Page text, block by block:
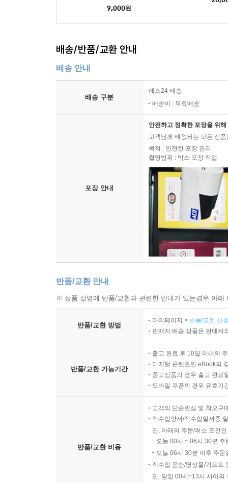
9,000원
배송/반품/교환 안내
배송 안내
배송 구분
예스24 배송
배송비 : 무료배송
포장 안내
안전하고 정확한 포장을 위
고객님께 배송되는 모든 상
목적 : 안전한 포장 관리
촬영범위 : 박스 포장 작업
반품/교환 안내
※ 상품 설명에 반품/교환과 관련한 안내가 있는경우 아
반품/교환 방법
마이페이지 > 반품/교환 신
판매자 배송 상품은 판매자
반품/교환 가능기간
출고 완료 후 10일 이내의
디지털 콘텐츠인 eBook의
중고상품의 경우 출고 완료
모바일 쿠폰의 경우 유효기
반품/교환 비용
고객의 단순변심 및 착오구
직수입양서/직수입일서중
단, 아래의 주문/취소 조건
오늘 00시 ~ 06시 30분
오늘 06시 30분 이후 주
직수입 음반/영상물/기프트
단, 당일 00시~13시 사이의